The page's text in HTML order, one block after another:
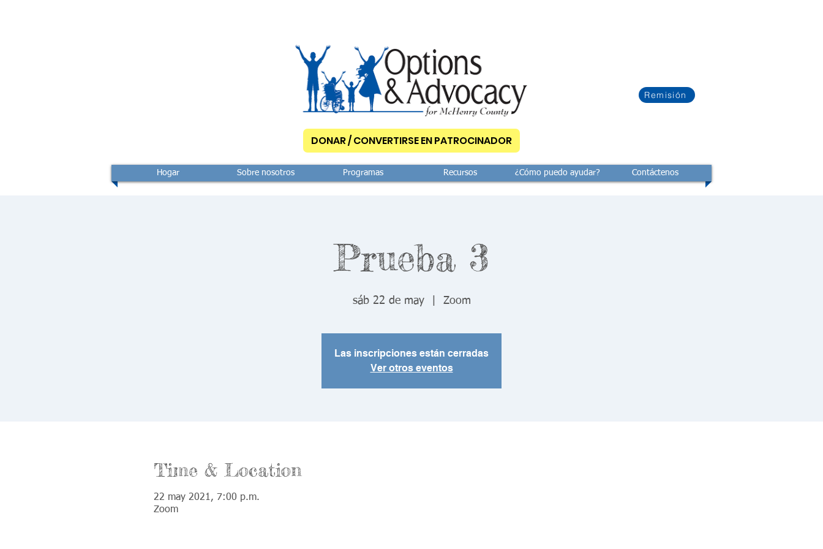
Remisión
DONAR / CONVERTIRSE EN PATROCINADOR
Hogar Sobre nosotros Programas Recursos ¿Cómo puedo ayudar? Contáctenos
Prueba 3
sáb 22 de may
  |
Zoom
Las inscripciones están cerradas
Ver otros eventos
Time & Location
22 may 2021, 7:00 p.m.
Zoom